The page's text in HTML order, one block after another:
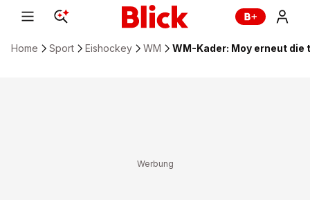
Home Sport Eishockey WM WM-Kader: Moy erneut die